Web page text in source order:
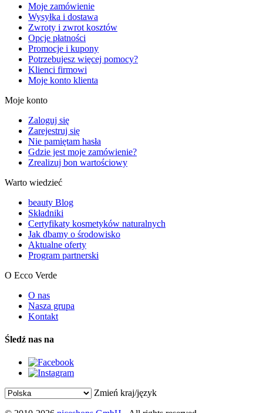
Moje zamówienie
Wysyłka i dostawa
Zwroty i zwrot kosztów
Opcje płatności
Promocje i kupony
Potrzebujesz więcej pomocy?
Klienci firmowi
Moje konto klienta
Moje konto
Zaloguj się
Zarejestruj się
Nie pamiętam hasła
Gdzie jest moje zamówienie?
Zrealizuj bon wartościowy
Warto wiedzieć
beauty Blog
Składniki
Certyfikaty kosmetyków naturalnych
Jak dbamy o środowisko
Aktualne oferty
Program partnerski
O Ecco Verde
O nas
Nasza grupa
Kontakt
Śledź nas na
Zmień kraj/język